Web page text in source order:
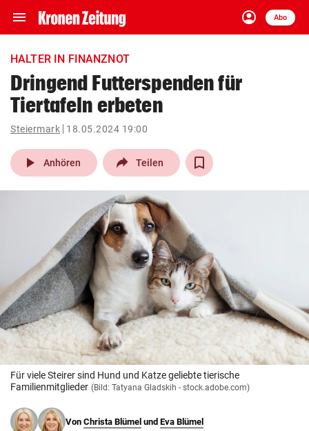
menu Navigation
ein-/ausklappen
account_circle
Anmelden
Abo
close Schließen
account_circle Anmelden
pin_drop
Wien arrow_right
bookmark
Suchbegriff
eingeben
© Krone Multimedia GmbH & Co KG 2026
Muthgasse 2, 1190 Wien
HALTER IN FINANZNOT
Dringend Futterspenden für
Tiertafeln erbeten
Steiermark 18.05.2024 19:00
play_arrow Anhören Teilen
Für viele Steirer sind Hund und Katze geliebte tierische
Familienmitglieder (Bild: Tatyana Gladskih - stock.adobe.com)
Von Christa Blümel und Eva Blümel